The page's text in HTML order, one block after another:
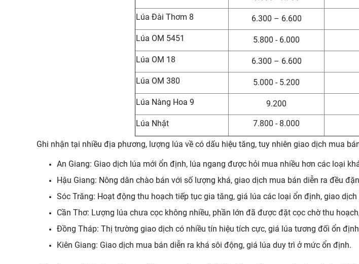
Lúa Đài Thơm 8 6.300 – 6.600
Lúa OM 5451 5.800 - 6.000
Lúa OM 18 6.300 – 6.600
Lúa OM 380 5.000 - 5.200
Lúa Nàng Hoa 9 9.200
Lúa Nhật 7.800 - 8.000
Ghi nhận tại nhiều địa phương, lượng lúa về có dấu hiệu tăng, tuy nhiên giao dịch mua
An Giang: Giao dịch lúa mới ổn định, lúa ngang được hỏi mua nhiều hơn các loại
Hậu Giang: Nông dân chào bán với số lượng khá, giao dịch mua bán diễn ra đều
Sóc Trăng: Hoạt động thu hoạch tiếp tục gia tăng, giá lúa các loại ổn định, giao
Cần Thơ: Lượng lúa chưa cọc không nhiều, phần lớn đã được đặt cọc chờ thu
Đồng Tháp: Thị trường giao dịch có nhiều tín hiệu tích cực, giá lúa tương đối ổn
Kiên Giang: Giao dịch mua bán diễn ra khá sôi động, giá lúa duy trì ở mức ổn định.